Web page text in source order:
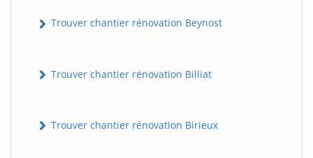
Trouver chantier rénovation Beynost
Trouver chantier rénovation Billiat
Trouver chantier rénovation Birieux